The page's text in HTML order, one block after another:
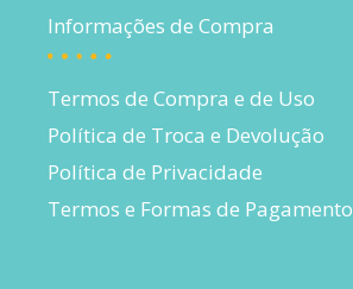
Informações de Compra
Termos de Compra e de Uso
Política de Troca e Devolução
Política de Privacidade
Termos e Formas de Pagamento